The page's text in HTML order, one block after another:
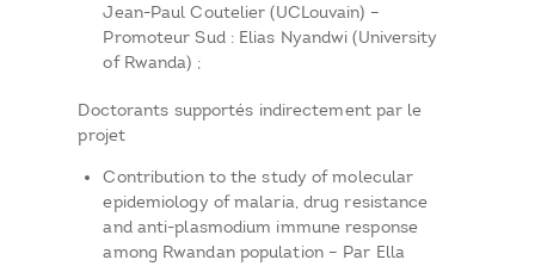
Jean-Paul Coutelier (UCLouvain) –
Promoteur Sud : Elias Nyandwi (University
of Rwanda) ;
Doctorants supportés indirectement par le
projet
Contribution to the study of molecular
epidemiology of malaria, drug resistance
and anti-plasmodium immune response
among Rwandan population – Par Ella